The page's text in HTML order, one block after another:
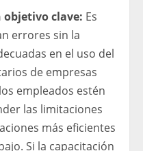
objetivo clave: Es
errores sin la
en el uso del
de empresas
empleados estén
las limitaciones
más eficientes
Si la capacitación